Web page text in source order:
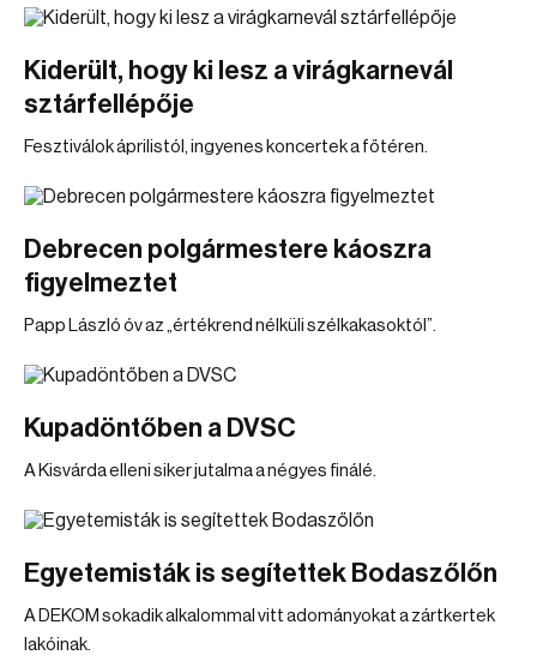
Kiderült, hogy ki lesz a virágkarnevál
sztárfellépője
Fesztiválok áprilistól, ingyenes koncertek a főtéren.
Debrecen polgármestere káoszra
figyelmeztet
Papp László óv az „értékrend nélküli szélkakasoktól”.
Kupadöntőben a DVSC
A Kisvárda elleni siker jutalma a négyes finálé.
Egyetemisták is segítettek Bodaszőlőn
A DEKOM sokadik alkalommal vitt adományokat a zártkertek
lakóinak.